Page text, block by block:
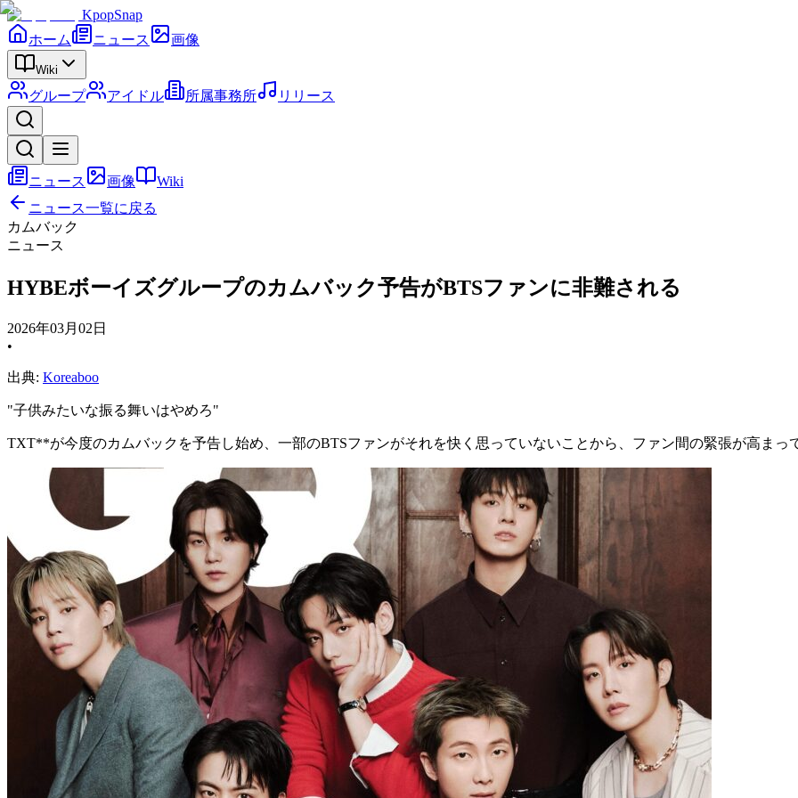
KpopSnap
ホーム
ニュース 画像
Wiki
グループ アイドル 所属事務所 リリース
ニュース 画像
Wiki
ニュース一覧に戻る
カムバック
ニュース
HYBEボーイズグループのカムバック予告がBTSファンに非難される
2026年03月02日
•
出典: Koreaboo
"子供みたいな振る舞いはやめろ"
TXT**が今度のカムバックを予告し始め、一部のBTSファンがそれを快く思っていないことから、ファン間の緊張が高まっ